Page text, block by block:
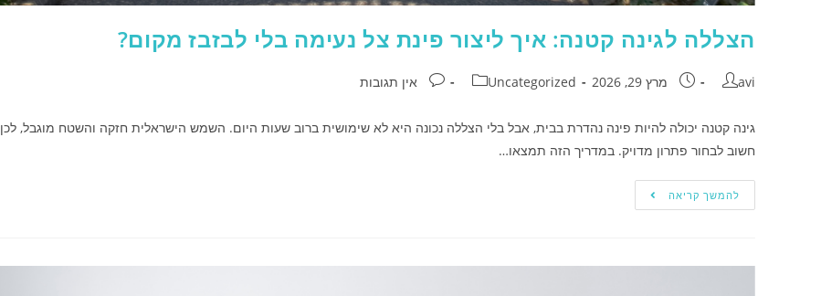
הצללה לגינה קטנה: איך ליצור פינת צל נעימה בלי לבזבז מקום?
avi מרץ 29, 2026 Uncategorized אין תגובות
גינה קטנה יכולה להיות פינה נהדרת בבית, אבל בלי הצללה נכונה היא לא שימושית ברוב שעות היום. השמש הישראלית חזקה והשטח מוגבל, לכן
חשוב לבחור פתרון מדויק. במדריך הזה תמצאו…
להמשך קריאה